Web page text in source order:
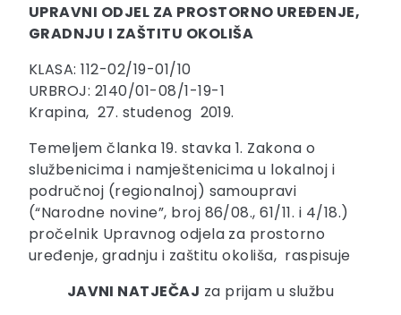
UPRAVNI ODJEL ZA PROSTORNO UREĐENJE,
GRADNJU I ZAŠTITU OKOLIŠA
KLASA: 112-02/19-01/10
URBROJ: 2140/01-08/1-19-1
Krapina, 27. studenog 2019.
Temeljem članka 19. stavka 1. Zakona o
službenicima i namještenicima u lokalnoj i
područnoj (regionalnoj) samoupravi
(“Narodne novine”, broj 86/08., 61/11. i 4/18.)
pročelnik Upravnog odjela za prostorno
uređenje, gradnju i zaštitu okoliša, raspisuje
JAVNI NATJEČAJ za prijam u službu